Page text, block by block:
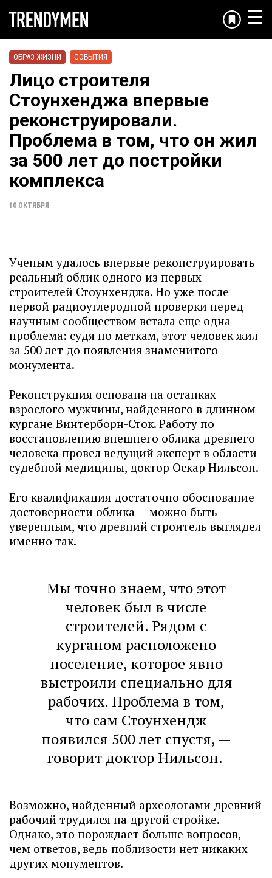
☰
ОБРАЗ ЖИЗНИ СОБЫТИЯ
Лицо строителя
Стоунхенджа впервые
реконструировали.
Проблема в том, что он жил
за 500 лет до постройки
комплекса
10 ОКТЯБРЯ
Ученым удалось впервые реконструировать
реальный облик одного из первых
строителей Стоунхенджа. Но уже после
первой радиоуглеродной проверки перед
научным сообществом встала еще одна
проблема: судя по меткам, этот человек жил
за 500 лет до появления знаменитого
монумента.
Реконструкция основана на останках
взрослого мужчины, найденного в длинном
кургане Винтерборн-Сток. Работу по
восстановлению внешнего облика древнего
человека провел ведущий эксперт в области
судебной медицины, доктор Оскар Нильсон.
Его квалификация достаточно обоснование
достоверности облика — можно быть
уверенным, что древний строитель выглядел
именно так.
Мы точно знаем, что этот
человек был в числе
строителей. Рядом с
курганом расположено
поселение, которое явно
выстроили специально для
рабочих. Проблема в том,
что сам Стоунхендж
появился 500 лет спустя, —
говорит доктор Нильсон.
Возможно, найденный археологами древний
рабочий трудился на другой стройке.
Однако, это порождает больше вопросов,
чем ответов, ведь поблизости нет никаких
других монументов.